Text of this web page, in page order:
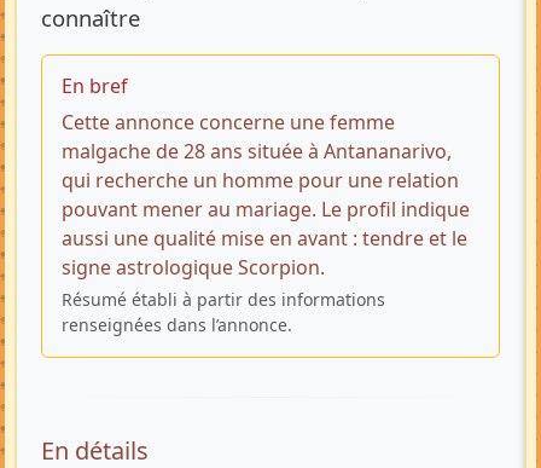
connaître
En bref
Cette annonce concerne une femme
malgache de 28 ans située à Antananarivo,
qui recherche un homme pour une relation
pouvant mener au mariage. Le profil indique
aussi une qualité mise en avant : tendre et le
signe astrologique Scorpion.
Résumé établi à partir des informations
renseignées dans l’annonce.
En détails